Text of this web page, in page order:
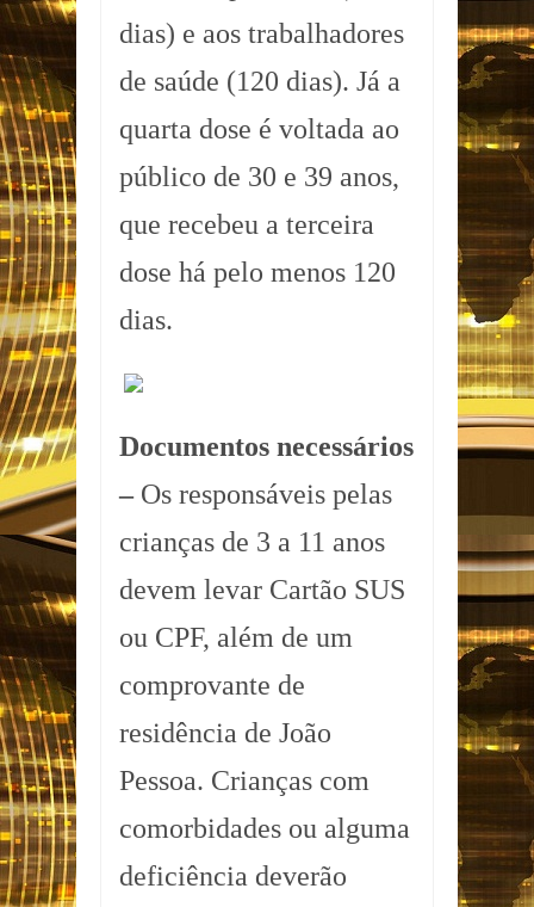
dias) e aos trabalhadores
de saúde (120 dias). Já a
quarta dose é voltada ao
público de 30 e 39 anos,
que recebeu a terceira
dose há pelo menos 120
dias.
Documentos necessários
– Os responsáveis pelas
crianças de 3 a 11 anos
devem levar Cartão SUS
ou CPF, além de um
comprovante de
residência de João
Pessoa. Crianças com
comorbidades ou alguma
deficiência deverão